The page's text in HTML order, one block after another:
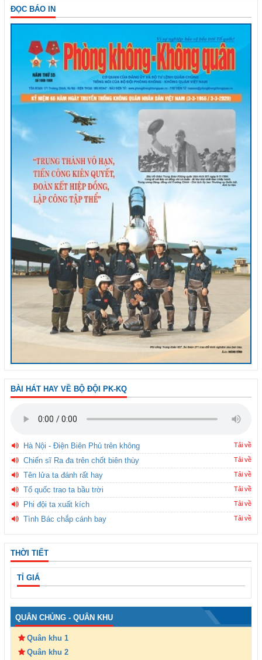
ĐỌC BÁO IN
BÀI HÁT HAY VỀ BỘ ĐỘI PK-KQ
Hà Nội - Điện Biên Phủ trên không Tải về
Chiến sĩ Ra đa trên chốt biên thùy Tải về
Tên lửa ta đánh rất hay Tải về
Tổ quốc trao ta bầu trời Tải về
Phi đội ta xuất kích Tải về
Tình Bác chắp cánh bay Tải về
THỜI TIẾT
TỈ GIÁ
QUÂN CHỦNG - QUÂN KHU
Quân khu 1
Quân khu 2